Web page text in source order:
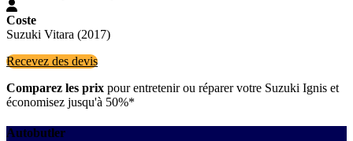
Coste
Suzuki Vitara (2017)
Recevez des devis
Comparez les prix pour entretenir ou réparer votre Suzuki Ignis et
économisez jusqu'à 50%*
Autobutler